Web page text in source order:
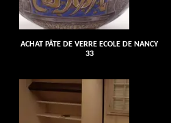
ACHAT PÂTE DE VERRE ECOLE DE NANCY
33